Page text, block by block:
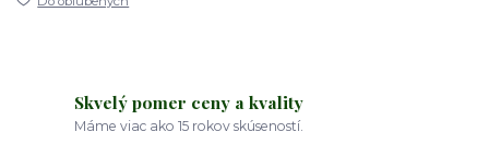
Skvelý pomer ceny a kvality
Máme viac ako 15 rokov skúseností.